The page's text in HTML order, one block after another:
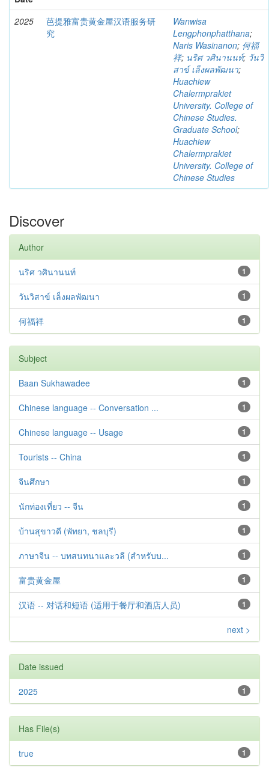
2025
芭提雅富贵黄金屋汉语服务研
究
Wanwisa
Lengphonphatthana;
Naris Wasinanon; 何福
祥; นริศ วศินานนท์; วันวิ
สาข์ เล็งผลพัฒนา;
Huachiew
Chalermprakiet
University. College of
Chinese Studies.
Graduate School;
Huachiew
Chalermprakiet
University. College of
Chinese Studies
Discover
Author
1
นริศ วศินานนท์
1
วันวิสาข์ เล็งผลพัฒนา
1
何福祥
Subject
1
Baan Sukhawadee
1
Chinese language -- Conversation ...
1
Chinese language -- Usage
1
Tourists -- China
1
จีนศึกษา
1
นักท่องเที่ยว -- จีน
1
บ้านสุขาวดี (พัทยา, ชลบุรี)
1
ภาษาจีน -- บทสนทนาและวลี (สำหรับบ...
1
富贵黄金屋
1
汉语 -- 对话和短语 (适用于餐厅和酒店人员)
next >
Date issued
1
2025
Has File(s)
1
true